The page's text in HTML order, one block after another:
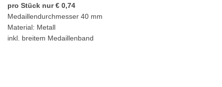
pro Stück nur € 0,74
Medaillendurchmesser 40 mm
Material: Metall
inkl. breitem Medaillenband